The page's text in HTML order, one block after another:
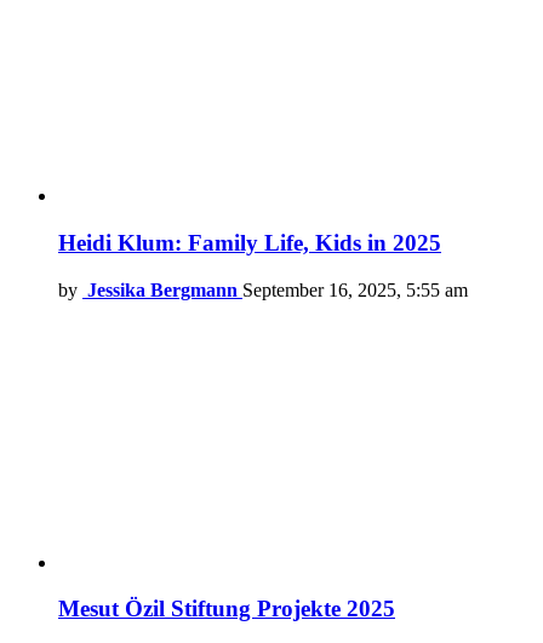
Heidi Klum: Family Life, Kids in 2025
by Jessika Bergmann September 16, 2025, 5:55 am
Mesut Özil Stiftung Projekte 2025